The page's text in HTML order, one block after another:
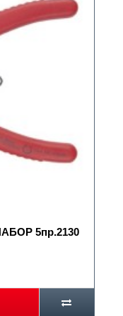
5пр.2130